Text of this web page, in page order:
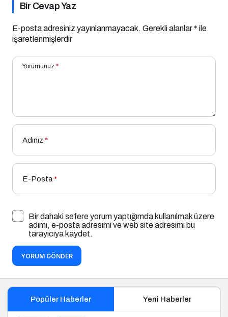
Bir Cevap Yaz
E-posta adresiniz yayınlanmayacak. Gerekli alanlar* ile
işaretlenmişlerdir
Yorumunuz *
Adınız *
E-Posta*
Bir dahaki sefere yorum yaptığımda kullanılmak üzere
adımı, e-posta adresimi ve web site adresimi bu
tarayıcıya kaydet.
YORUM GÖNDER
Popüler Haberler Yeni Haberler